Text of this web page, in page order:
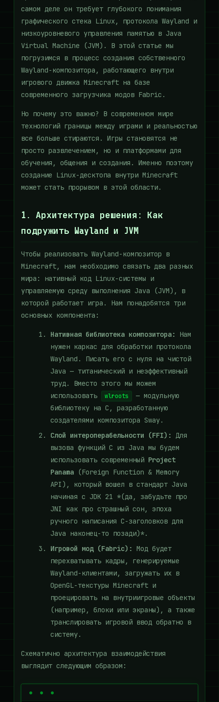
самом деле он требует глубокого понимания
графического стека Linux, протокола Wayland и
низкоуровневого управления памятью в Java
Virtual Machine (JVM). В этой статье мы
погрузимся в процесс создания собственного
Wayland-композитора, работающего внутри
игрового движка Minecraft на базе
современного загрузчика модов Fabric.
Но почему это важно? В современном мире
технологий границы между играми и реальностью
все больше стираются. Игры становятся не
просто развлечением, но и платформами для
обучения, общения и создания. Именно поэтому
создание Linux-десктопа внутри Minecraft
может стать прорывом в этой области.
1. Архитектура решения: Как
подружить Wayland и JVM
Чтобы реализовать Wayland-композитор в
Minecraft, нам необходимо связать два разных
мира: нативный код Linux-системы и
управляемую среду выполнения Java (JVM), в
которой работает игра. Нам понадобятся три
основных компонента:
Нативная библиотека композитора:
Нам
нужен каркас для обработки протокола
Wayland. Писать его с нуля на чистой
Java — титанический и неэффективный
труд. Вместо этого мы можем
использовать
wlroots
— модульную
библиотеку на C, разработанную
создателями композитора Sway.
Слой интероперабельности (FFI): Для
вызова функций C из Java мы будем
использовать современный Project
Panama (Foreign Function & Memory
API), который вошел в стандарт Java
начиная с JDK 21 *(да, забудьте про
JNI как про страшный сон, эпоха
ручного написания C-заголовков для
Java наконец-то позади)*.
Игровой мод (Fabric): Мод будет
перехватывать кадры, генерируемые
Wayland-клиентами, загружать их в
OpenGL-текстуры Minecraft и
проецировать на внутриигровые объекты
(например, блоки или экраны), а также
транслировать игровой ввод обратно в
систему.
Схематично архитектура взаимодействия
выглядит следующим образом: